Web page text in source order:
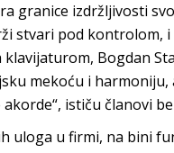
granice izdržljivosti
stvari pod kontrolom, i
Bogdan
mekoću i harmoniju,
ističu članovi
uloga u firmi, na bini